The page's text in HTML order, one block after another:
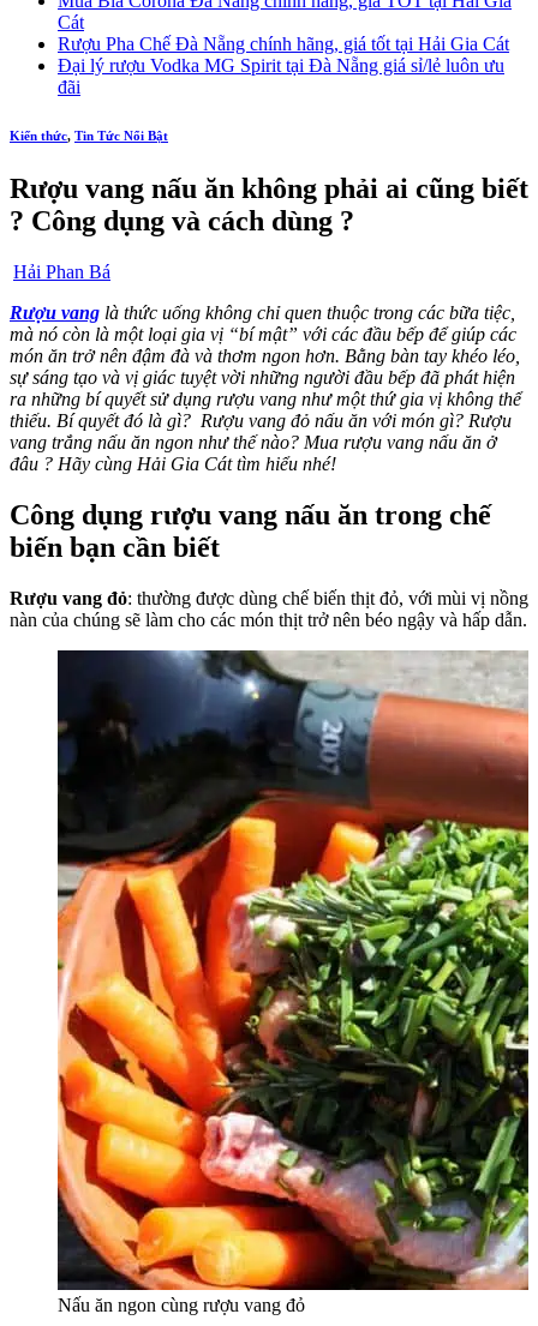
Cát
Rượu Pha Chế Đà Nẵng chính hãng, giá tốt tại Hải Gia Cát
Đại lý rượu Vodka MG Spirit tại Đà Nẵng giá sỉ/lẻ luôn ưu
đãi
Kiến thức, Tin Tức Nổi Bật
Rượu vang nấu ăn không phải ai cũng biết
? Công dụng và cách dùng ?
Hải Phan Bá
Rượu vang là thức uống không chỉ quen thuộc trong các bữa tiệc,
mà nó còn là một loại gia vị “bí mật” với các đầu bếp để giúp các
món ăn trở nên đậm đà và thơm ngon hơn. Bằng bàn tay khéo léo,
sự sáng tạo và vị giác tuyệt vời những người đầu bếp đã phát hiện
ra những bí quyết sử dụng rượu vang như một thứ gia vị không thể
thiếu. Bí quyết đó là gì? Rượu vang đỏ nấu ăn với món gì? Rượu
vang trắng nấu ăn ngon như thế nào? Mua rượu vang nấu ăn ở
đâu ? Hãy cùng Hải Gia Cát tìm hiểu nhé!
Công dụng rượu vang nấu ăn trong chế
biến bạn cần biết
Rượu vang đỏ: thường được dùng chế biến thịt đỏ, với mùi vị nồng
nàn của chúng sẽ làm cho các món thịt trở nên béo ngậy và hấp dẫn.
Nấu ăn ngon cùng rượu vang đỏ